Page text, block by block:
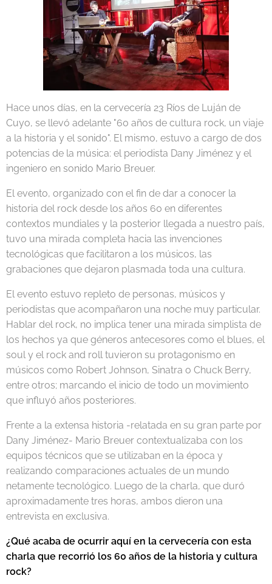
Hace unos días, en la cervecería 23 Ríos de Luján de
Cuyo, se llevó adelante "60 años de cultura rock, un viaje
a la historia y el sonido". El mismo, estuvo a cargo de dos
potencias de la música: el periodista Dany Jiménez y el
ingeniero en sonido Mario Breuer.
El evento, organizado con el fin de dar a conocer la
historia del rock desde los años 60 en diferentes
contextos mundiales y la posterior llegada a nuestro país,
tuvo una mirada completa hacia las invenciones
tecnológicas que facilitaron a los músicos, las
grabaciones que dejaron plasmada toda una cultura.
El evento estuvo repleto de personas, músicos y
periodistas que acompañaron una noche muy particular.
Hablar del rock, no implica tener una mirada simplista de
los hechos ya que géneros antecesores como el blues, el
soul y el rock and roll tuvieron su protagonismo en
músicos como Robert Johnson, Sinatra o Chuck Berry,
entre otros; marcando el inicio de todo un movimiento
que influyó años posteriores.
Frente a la extensa historia -relatada en su gran parte por
Dany Jiménez- Mario Breuer contextualizaba con los
equipos técnicos que se utilizaban en la época y
realizando comparaciones actuales de un mundo
netamente tecnológico. Luego de la charla, que duró
aproximadamente tres horas, ambos dieron una
entrevista en exclusiva.
¿Qué acaba de ocurrir aquí en la cervecería con esta
charla que recorrió los 60 años de la historia y cultura
rock?